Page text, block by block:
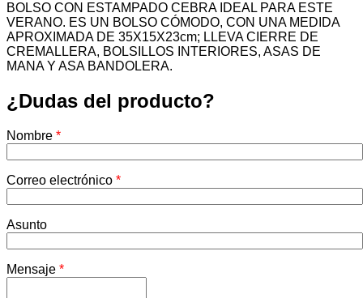
BOLSO CON ESTAMPADO CEBRA IDEAL PARA ESTE
VERANO. ES UN BOLSO CÓMODO, CON UNA MEDIDA
APROXIMADA DE 35X15X23cm; LLEVA CIERRE DE
CREMALLERA, BOLSILLOS INTERIORES, ASAS DE
MANA Y ASA BANDOLERA.
¿Dudas del producto?
Nombre *
Correo electrónico *
Asunto
Mensaje *